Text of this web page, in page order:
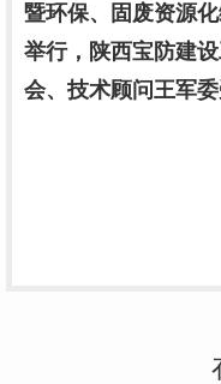
暨环保、固废资源
举行，陕西宝防建
会、技术顾问王军委